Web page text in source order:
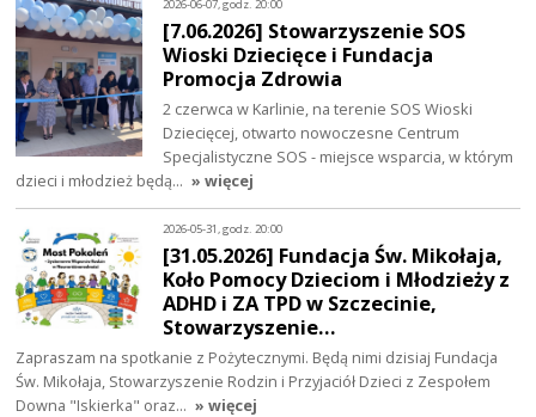
2026-06-07, godz. 20:00
[7.06.2026] Stowarzyszenie SOS
Wioski Dziecięce i Fundacja
Promocja Zdrowia
2 czerwca w Karlinie, na terenie SOS Wioski
Dziecięcej, otwarto nowoczesne Centrum
Specjalistyczne SOS - miejsce wsparcia, w którym
dzieci i młodzież będą… » więcej
2026-05-31, godz. 20:00
[31.05.2026] Fundacja Św. Mikołaja,
Koło Pomocy Dzieciom i Młodzieży z
ADHD i ZA TPD w Szczecinie,
Stowarzyszenie…
Zapraszam na spotkanie z Pożytecznymi. Będą nimi dzisiaj Fundacja
Św. Mikołaja, Stowarzyszenie Rodzin i Przyjaciół Dzieci z Zespołem
Downa "Iskierka" oraz… » więcej